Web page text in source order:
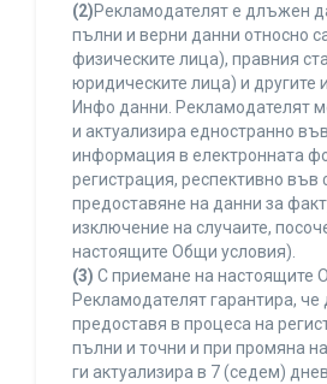
(2)Рекламодателят е длъжен
пълни и верни данни относно
физическите лица), правния
юридическите лица) и другите
Инфо данни. Рекламодателят
и актуализира едностранно
информация в електронната
регистрация, респективно във
предоставяне на данни за
изключение на случаите,
настоящите Общи условия).
(3) С приемане на настоящите
Рекламодателят гарантира, че
предоставя в процеса на
пълни и точни и при промяна
ги актуализира в 7 (седем)